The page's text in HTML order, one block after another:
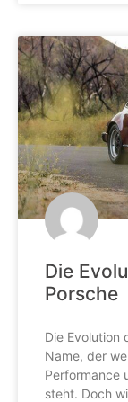
Die
Porsche
Die Evolution
Name, der
Performance
steht. Doch